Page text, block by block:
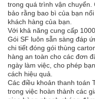
trong quá trình vận chuyển.
bảo rằng bao bì của bạn
khách hàng của bạn.
Với khả năng cung cấp
Gói SF luôn sẵn sàng đáp
chi tiết đóng gói thùng
hàng an toàn cho các đơn
ngày làm việc, cho phép
cách hiệu quả.
Các điều khoản thanh toán
trong việc hoàn thành các